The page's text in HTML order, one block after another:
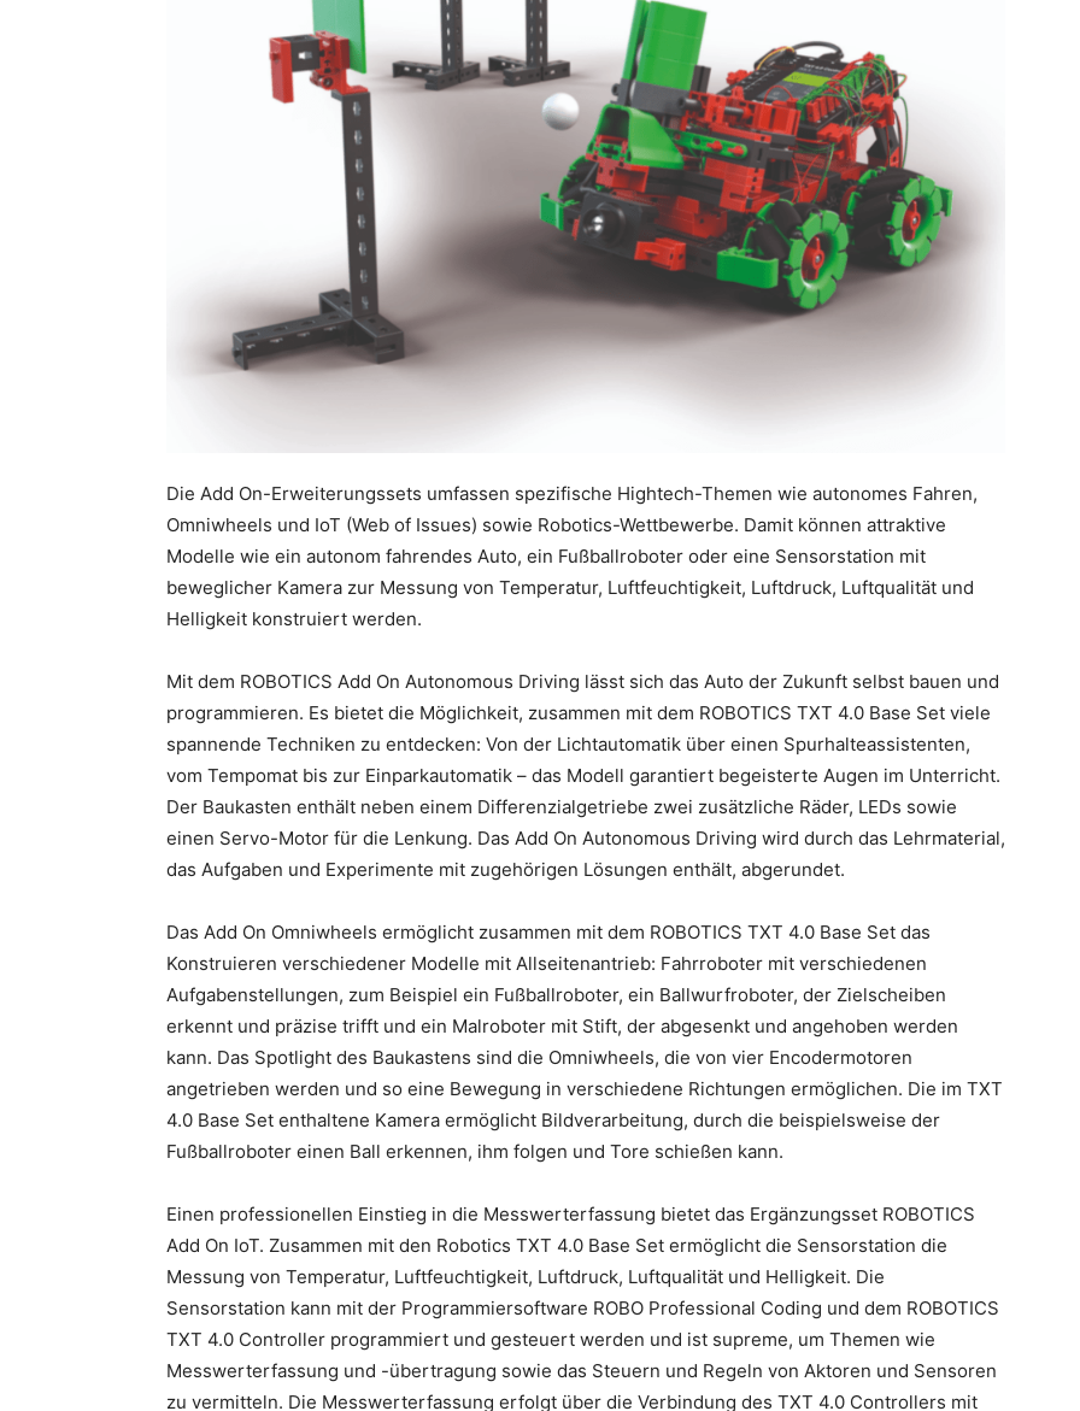
Die Add On-Erweiterungssets umfassen spezifische Hightech-Themen wie autonomes Fahren,
Omniwheels und IoT (Web of Issues) sowie Robotics-Wettbewerbe. Damit können attraktive
Modelle wie ein autonom fahrendes Auto, ein Fußballroboter oder eine Sensorstation mit
beweglicher Kamera zur Messung von Temperatur, Luftfeuchtigkeit, Luftdruck, Luftqualität und
Helligkeit konstruiert werden.
Mit dem ROBOTICS Add On Autonomous Driving lässt sich das Auto der Zukunft selbst bauen und
programmieren. Es bietet die Möglichkeit, zusammen mit dem ROBOTICS TXT 4.0 Base Set viele
spannende Techniken zu entdecken: Von der Lichtautomatik über einen Spurhalteassistenten,
vom Tempomat bis zur Einparkautomatik – das Modell garantiert begeisterte Augen im Unterricht.
Der Baukasten enthält neben einem Differenzialgetriebe zwei zusätzliche Räder, LEDs sowie
einen Servo-Motor für die Lenkung. Das Add On Autonomous Driving wird durch das Lehrmaterial,
das Aufgaben und Experimente mit zugehörigen Lösungen enthält, abgerundet.
Das Add On Omniwheels ermöglicht zusammen mit dem ROBOTICS TXT 4.0 Base Set das
Konstruieren verschiedener Modelle mit Allseitenantrieb: Fahrroboter mit verschiedenen
Aufgabenstellungen, zum Beispiel ein Fußballroboter, ein Ballwurfroboter, der Zielscheiben
erkennt und präzise trifft und ein Malroboter mit Stift, der abgesenkt und angehoben werden
kann. Das Spotlight des Baukastens sind die Omniwheels, die von vier Encodermotoren
angetrieben werden und so eine Bewegung in verschiedene Richtungen ermöglichen. Die im TXT
4.0 Base Set enthaltene Kamera ermöglicht Bildverarbeitung, durch die beispielsweise der
Fußballroboter einen Ball erkennen, ihm folgen und Tore schießen kann.
Einen professionellen Einstieg in die Messwerterfassung bietet das Ergänzungsset ROBOTICS
Add On IoT. Zusammen mit den Robotics TXT 4.0 Base Set ermöglicht die Sensorstation die
Messung von Temperatur, Luftfeuchtigkeit, Luftdruck, Luftqualität und Helligkeit. Die
Sensorstation kann mit der Programmiersoftware ROBO Professional Coding und dem ROBOTICS
TXT 4.0 Controller programmiert und gesteuert werden und ist supreme, um Themen wie
Messwerterfassung und -übertragung sowie das Steuern und Regeln von Aktoren und Sensoren
zu vermitteln. Die Messwerterfassung erfolgt über die Verbindung des TXT 4.0 Controllers mit